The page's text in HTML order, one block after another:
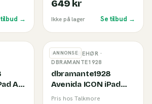
tilbud →
649 kr
Ikke på lager Se tilbud →
Air
ANNONSE
MOBILTILBEHØR ·
DBRAMANTE1928
dbramante1928
Avenida ICON iPad
Pro 11" Deksel Svart
Pris hos Talkmore